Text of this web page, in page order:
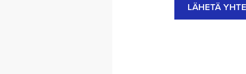
LÄHETÄ